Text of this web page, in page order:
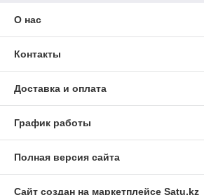
О нас
Контакты
Доставка и оплата
График работы
Полная версия сайта
Сайт создан на маркетплейсе Satu.kz